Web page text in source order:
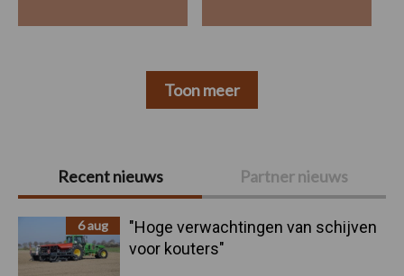
Primaire
Sidebar
Recent nieuws Partner nieuws
6 aug
"Hoge verwachtingen van schijven
voor kouters"
Toon meer